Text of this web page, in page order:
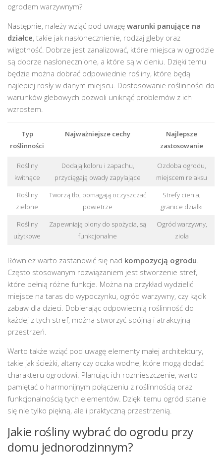
ogrodem warzywnym?
Następnie, należy wziąć pod uwagę warunki panujące na
działce, takie jak nasłonecznienie, rodzaj gleby oraz
wilgotność. Dobrze jest zanalizować, które miejsca w ogrodzie
są dobrze nasłonecznione, a które są w cieniu. Dzięki temu
będzie można dobrać odpowiednie rośliny, które będą
najlepiej rosły w danym miejscu. Dostosowanie roślinności do
warunków glebowych pozwoli uniknąć problemów z ich
wzrostem.
Typ
roślinności
Najważniejsze cechy
Najlepsze
zastosowanie
Rośliny
kwitnące
Dodają koloru i zapachu,
przyciągają owady zapylające
Ozdoba ogrodu,
miejscem relaksu
Rośliny
zielone
Tworzą tło, pomagają oczyszczać
powietrze
Strefy cienia,
granice działki
Rośliny
użytkowe
Zapewniają plony do spożycia, są
funkcjonalne
Ogród warzywny,
zioła
Również warto zastanowić się nad kompozycją ogrodu.
Często stosowanym rozwiązaniem jest stworzenie stref,
które pełnią różne funkcje. Można na przykład wydzielić
miejsce na taras do wypoczynku, ogród warzywny, czy kącik
zabaw dla dzieci. Dobierając odpowiednią roślinność do
każdej z tych stref, można stworzyć spójną i atrakcyjną
przestrzeń.
Warto także wziąć pod uwagę elementy małej architektury,
takie jak ścieżki, altany czy oczka wodne, które mogą dodać
charakteru ogrodowi. Planując ich rozmieszczenie, warto
pamiętać o harmonijnym połączeniu z roślinnością oraz
funkcjonalnością tych elementów. Dzięki temu ogród stanie
się nie tylko piękną, ale i praktyczną przestrzenią.
Jakie rośliny wybrać do ogrodu przy
domu jednorodzinnym?